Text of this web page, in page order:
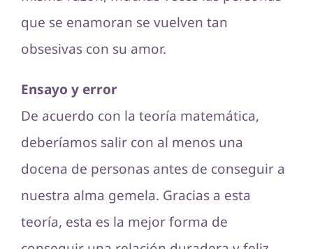
que se enamoran se vuelven tan
obsesivas con su amor.
Ensayo y error
De acuerdo con la teoría matemática,
deberíamos salir con al menos una
docena de personas antes de conseguir a
nuestra alma gemela. Gracias a esta
teoría, esta es la mejor forma de